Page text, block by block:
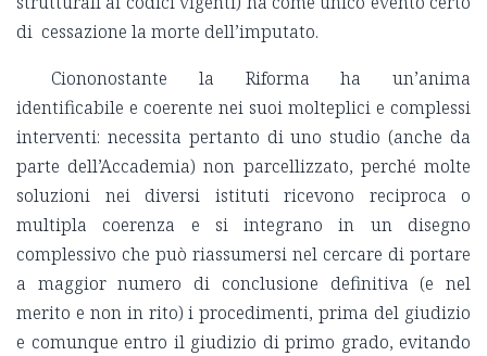
di cessazione la morte dell’imputato.
Ciononostante la Riforma ha un’anima
identificabile e coerente nei suoi molteplici e complessi
interventi: necessita pertanto di uno studio (anche da
parte dell’Accademia) non parcellizzato, perché molte
soluzioni nei diversi istituti ricevono reciproca o
multipla coerenza e si integrano in un disegno
complessivo che può riassumersi nel cercare di portare
a maggior numero di conclusione definitiva (e nel
merito e non in rito) i procedimenti, prima del giudizio
e comunque entro il giudizio di primo grado, evitando